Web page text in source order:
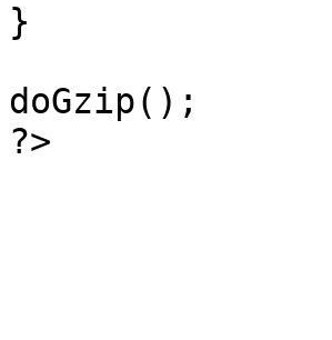
}
doGzip();
?>